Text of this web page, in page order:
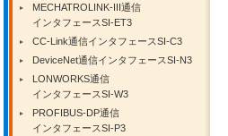
MECHATROLINK-III通信
インタフェースSI-ET3
CC-Link通信インタフェースSI-C3
DeviceNet通信インタフェースSI-N3
LONWORKS通信
インタフェースSI-W3
PROFIBUS-DP通信
インタフェースSI-P3